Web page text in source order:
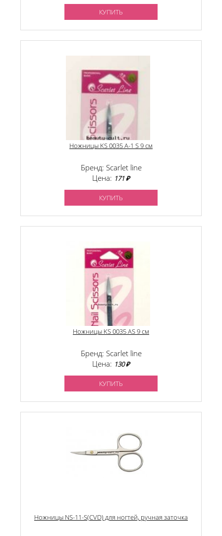
КУПИТЬ
Ножницы KS 0035 A-1 S 9 см
Бренд: Scarlet line
Цена: 171 ₽
КУПИТЬ
Ножницы KS 0035 AS 9 см
Бренд: Scarlet line
Цена: 130 ₽
КУПИТЬ
Ножницы NS-11-S(CVD) для ногтей, ручная заточка